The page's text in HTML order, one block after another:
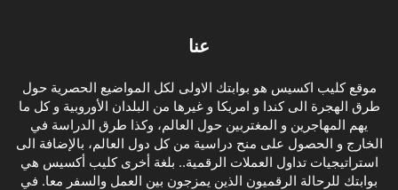
عنا
موقع كليب اكسيس هو بوابتك الاولى لكل المواضيع الحصرية حول
طرق الهجرة الى كندا و امريكا و غيرها من البلدان الأوروبية و كل ما
يهم المهاجرين و المغتربين حول العالم، وكذا طرق الدراسة في
الخارج و الحصول على منح دراسية من كل دول العالم، بالإضافة الى
استراتيجيات تداول العملات الرقمية.. بلغة أخرى كليب أكسيس هي
بوابتك للرحالة الرقميون الذين يمزجون بين العمل والسفر معا. في